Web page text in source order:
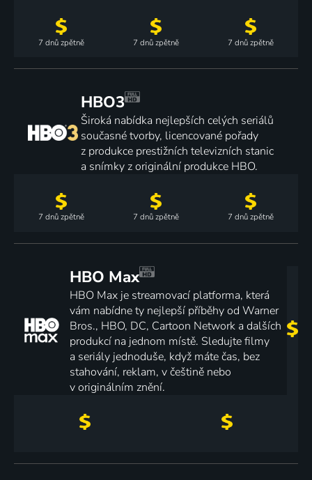
7 dnůzpětně 7 dnůzpětně 7 dnůzpětně
HBO3
Široká nabídka nejlepších celých seriálů
současné tvorby, licencované pořady
z produkce prestižních televizních stanic
a snímky z originální produkce HBO.
7 dnůzpětně 7 dnůzpětně 7 dnůzpětně
HBO Max
HBO Max je streamovací platforma, která
vám nabídne ty nejlepší příběhy od Warner
Bros., HBO, DC, Cartoon Network a dalších
produkcí na jednom místě. Sledujte filmy
a seriály jednoduše, když máte čas, bez
stahování, reklam, v češtině nebo
v originálním znění.